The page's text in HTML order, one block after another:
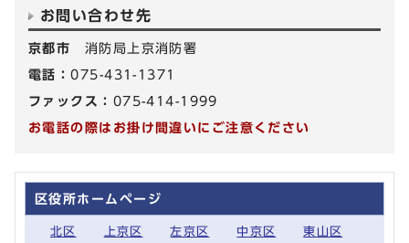
お問い合わせ先
京都市 消防局上京消防署
電話：075-431-1371
ファックス： 075-414-1999
お電話の際はお掛け間違いにご注意ください
区役所ホームページ
北区 上京区 左京区 中京区 東山区